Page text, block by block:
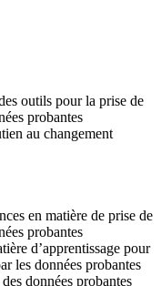
outils pour la prise de
probantes
au changement
en matière de prise de
probantes
d’apprentissage pour
les données probantes
données probantes